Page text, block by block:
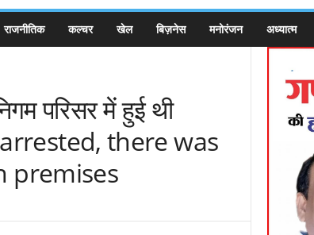
राजनीतिक कल्चर खेल बिज़नेस मनोरंजन अध्यात्म
परिसर में हुई थी
there was
premises